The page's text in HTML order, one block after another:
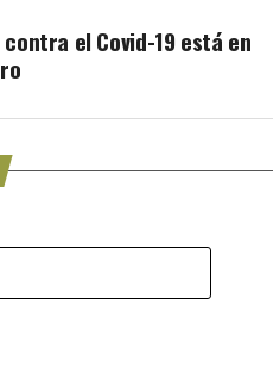
contra el Covid-19 está en